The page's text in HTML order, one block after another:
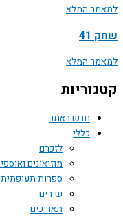
המלא
המלא
חדש באתר
כללי
לזכרם
מוזיאונים ואוספים
ספרות תעופתית
שירים
תאריכים